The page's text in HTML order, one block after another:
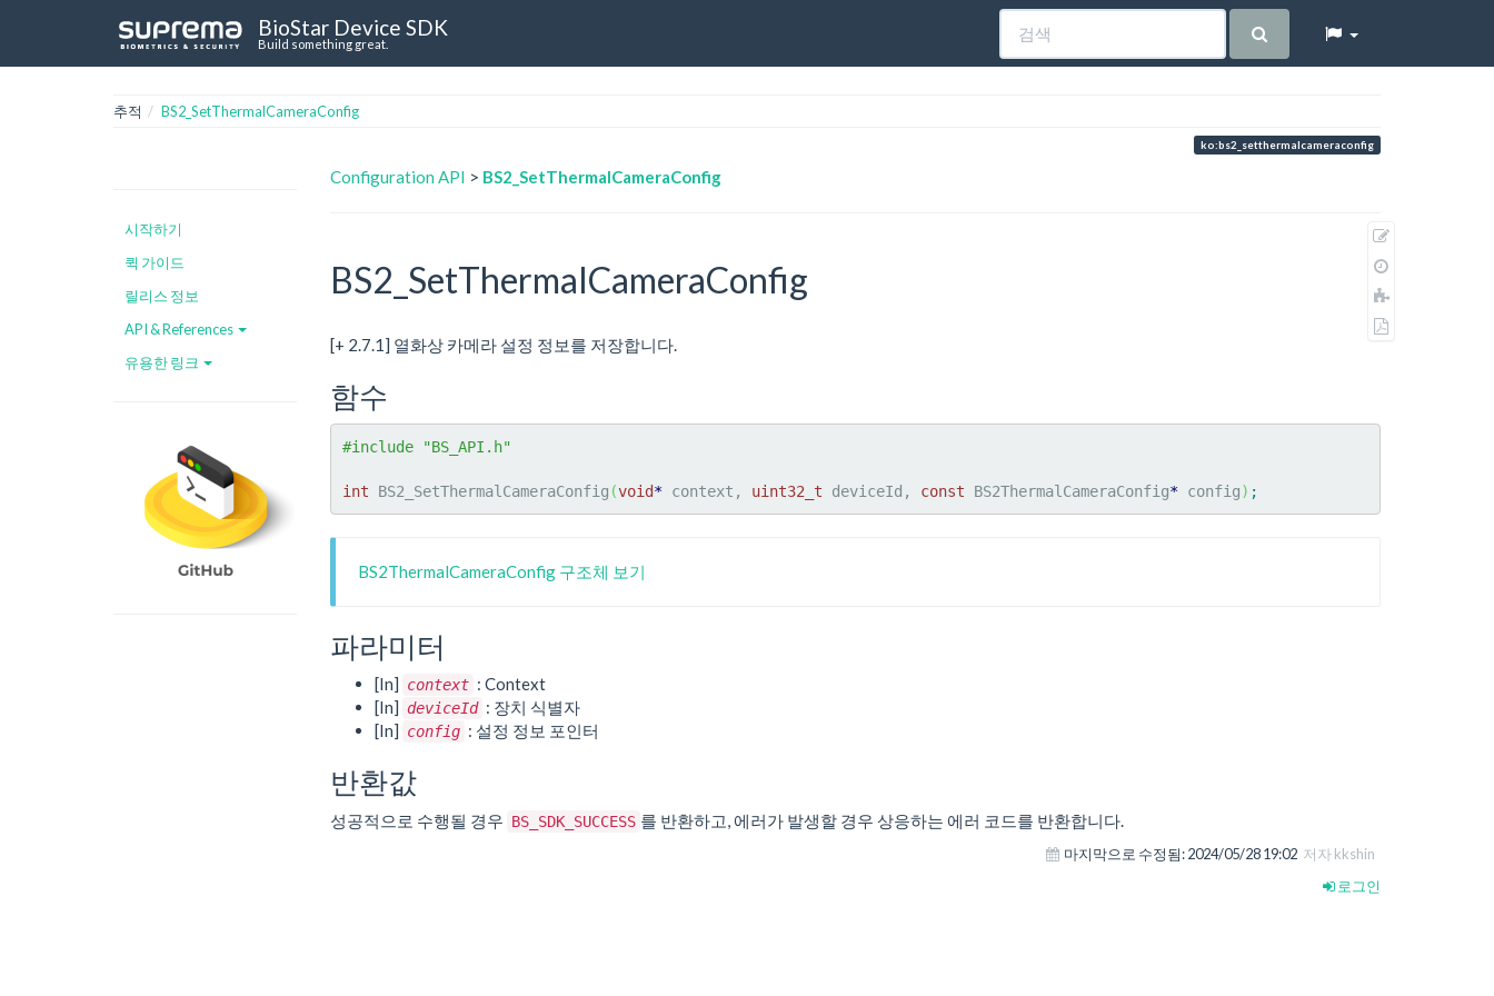
BioStar Device SDK
Build something great.
추적 BS2_SetThermalCameraConfig
ko:bs2_setthermalcameraconfig
시작하기
퀵 가이드
릴리스 정보
API & References
유용한 링크
Configuration API > BS2_SetThermalCameraConfig
BS2_SetThermalCameraConfig
[+ 2.7.1] 열화상 카메라 설정 정보를 저장합니다.
함수
#include "BS_API.h"
int BS2_SetThermalCameraConfig (void* context, uint32_t deviceId, const BS2ThermalCameraConfig* config) ;
BS2ThermalCameraConfig 구조체 보기
파라미터
[In] context : Context
[In] deviceId : 장치 식별자
[In] config : 설정 정보 포인터
반환값
성공적으로 수행될 경우 BS_SDK_SUCCESS 를 반환하고, 에러가 발생할 경우 상응하는 에러 코드를 반환합니다.
마지막으로 수정됨:2024/05/28 19:02 저자 kkshin
로그인